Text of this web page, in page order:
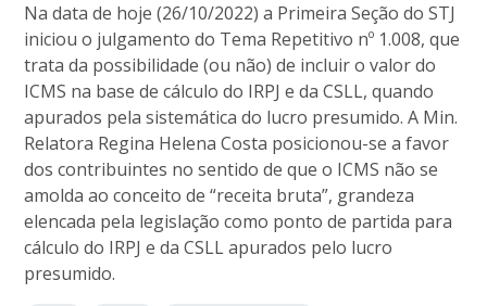
Na data de hoje (26/10/2022) a Primeira Seção do STJ
iniciou o julgamento do Tema Repetitivo nº 1.008, que
trata da possibilidade (ou não) de incluir o valor do
ICMS na base de cálculo do IRPJ e da CSLL, quando
apurados pela sistemática do lucro presumido. A Min.
Relatora Regina Helena Costa posicionou-se a favor
dos contribuintes no sentido de que o ICMS não se
amolda ao conceito de “receita bruta”, grandeza
elencada pela legislação como ponto de partida para
cálculo do IRPJ e da CSLL apurados pelo lucro
presumido.